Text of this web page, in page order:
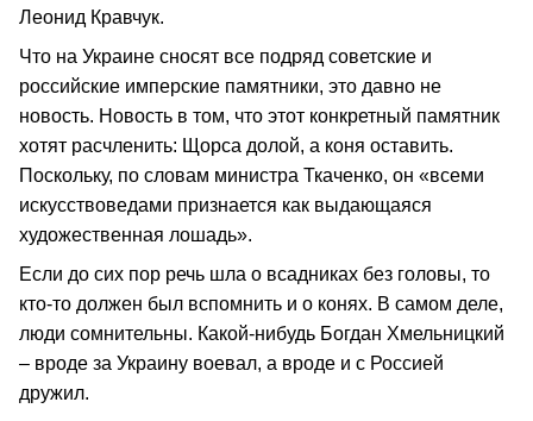
Леонид Кравчук.
Что на Украине сносят все подряд советские и
российские имперские памятники, это давно не
новость. Новость в том, что этот конкретный памятник
хотят расчленить: Щорса долой, а коня оставить.
Поскольку, по словам министра Ткаченко, он «всеми
искусствоведами признается как выдающаяся
художественная лошадь».
Если до сих пор речь шла о всадниках без головы, то
кто-то должен был вспомнить и о конях. В самом деле,
люди сомнительны. Какой-нибудь Богдан Хмельницкий
– вроде за Украину воевал, а вроде и с Россией
дружил.